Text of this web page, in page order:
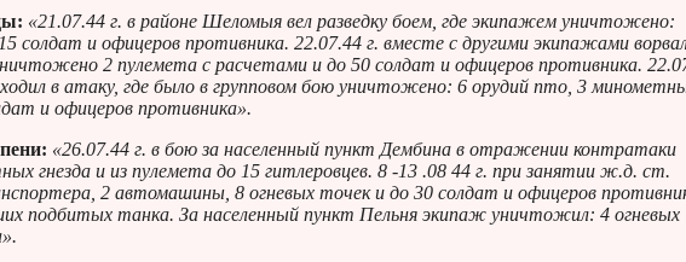
«21.07.44 г. в районе Шеломыя вел разведку боем, где экипажем уничтожено:
солдат и офицеров противника. 22.07.44 г. вместе с другими экипажами
2 пулемета с расчетами и до 50 солдат и офицеров противника.
в атаку, где было в групповом бою уничтожено: 6 орудий пто, 3
и офицеров противника».
«26.07.44 г. в бою за населенный пункт Дембина в отражении контратаки
гнезда и из пулемета до 15 гитлеровцев. 8 -13 .08 44 г. при занятии ж.д. ст.
2 автомашины, 8 огневых точек и до 30 солдат и офицеров
подбитых танка. За населенный пункт Пельня экипаж уничтожил: 4 огневых